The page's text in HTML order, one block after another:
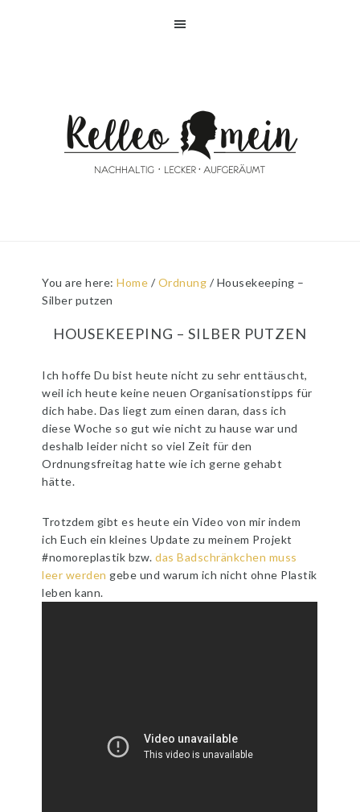
You are here:Home / Ordnung / Housekeeping –
Silber putzen
HOUSEKEEPING – SILBER PUTZEN
Ich hoffe Du bist heute nicht zu sehr enttäuscht,
weil ich heute keine neuen Organisationstipps für
dich habe. Das liegt zum einen daran, dass ich
diese Woche so gut wie nicht zu hause war und
deshalb leider nicht so viel Zeit für den
Ordnungsfreitag hatte wie ich gerne gehabt
hätte.
Trotzdem gibt es heute ein Video von mir indem
ich Euch ein kleines Update zu meinem Projekt
#nomoreplastik bzw.das Badschränkchen muss
leer werden gebe und warum ich nicht ohne Plastik
leben kann.